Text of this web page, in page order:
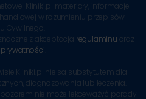
Kliniki.pl materiały, informacje
w rozumieniu przepisów
Cywilnego.
z akceptacją regulaminu oraz
Kliniki.pl nie są substytutem dla
diagnozowania lub leczenia.
nie może lekceważyć porady